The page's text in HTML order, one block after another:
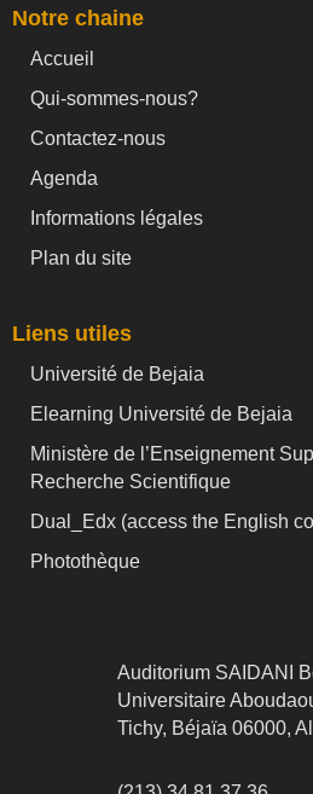
Notre chaine
Accueil
Qui-sommes-nous?
Contactez-nous
Agenda
Informations légales
Plan du site
Liens utiles
Université de Bejaia
Elearning Université de Bejaia
Ministère de l’Enseignement
Recherche Scientifique
Dual_Edx (access the English
Photothèque
Auditorium SAIDANI
Universitaire
Tichy, Béjaïa 06000,